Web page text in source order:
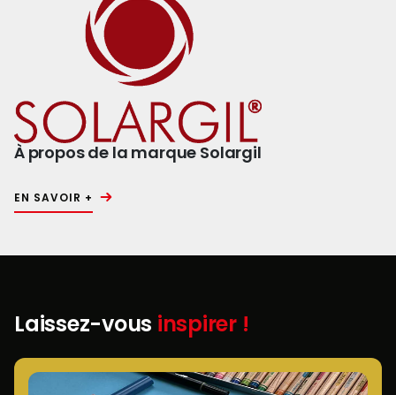
À propos de la marque Solargil
EN SAVOIR +
Laissez-vous inspirer !